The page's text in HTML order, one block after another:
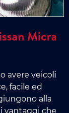
Micra
avere veicoli
facile ed
alla
vantaggi che